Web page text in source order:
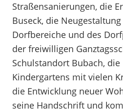
Straßensanierungen, die
Buseck, die
Dorfbereiche und des
der freiwilligen
Schulstandort Bubach,
Kindergartens mit vielen
die Entwicklung neuer
seine Handschrift und